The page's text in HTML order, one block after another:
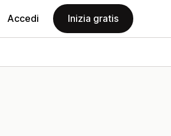
Accedi Inizia gratis